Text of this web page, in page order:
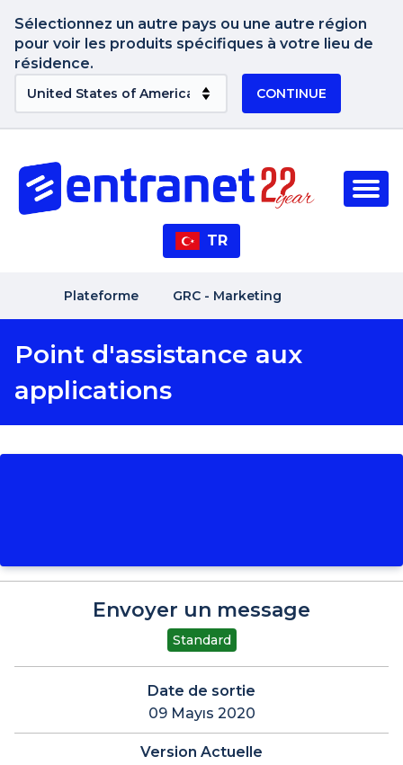
Sélectionnez un autre pays ou une autre région
pour voir les produits spécifiques à votre lieu de
résidence.
CONTINUE
TR
Plateforme GRC - Marketing
Point d'assistance aux
applications
Envoyer un message
Standard
Date de sortie
09 Mayıs 2020
Version Actuelle